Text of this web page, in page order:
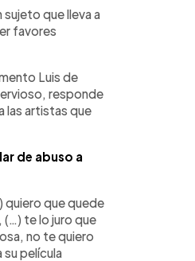
sujeto que lleva a
favores
Luis de
responde
las artistas que
de abuso a
quiero que quede
(…) te lo juro que
no te quiero
su película